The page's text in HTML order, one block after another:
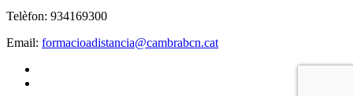
Telèfon: 934169300
Email: formacioadistancia@cambrabcn.cat